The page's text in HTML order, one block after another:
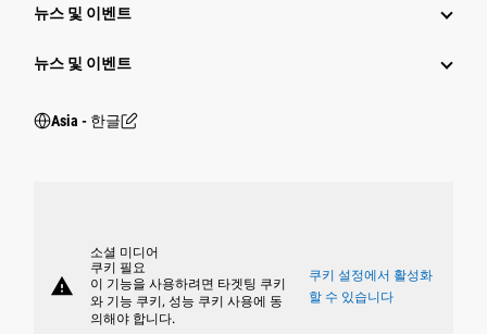
뉴스 및 이벤트
뉴스 및 이벤트
Asia - 한글
warning
소셜 미디어
쿠키 필요
이 기능을 사용하려면 타겟팅 쿠키
와 기능 쿠키, 성능 쿠키 사용에 동
의해야 합니다.
쿠키 설정에서 활성화
할 수 있습니다